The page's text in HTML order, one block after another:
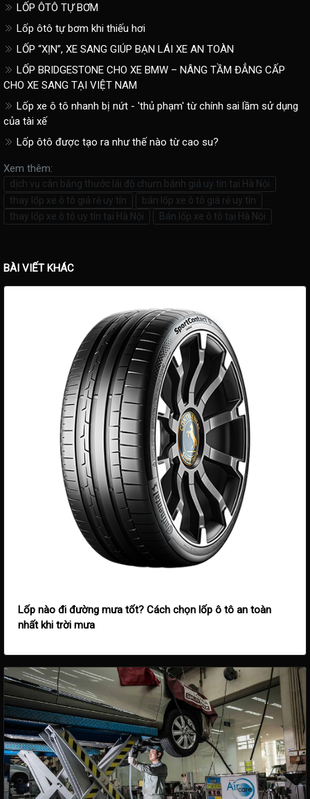
LỐP ÔTÔ TỰ BƠM
Lốp ôtô tự bơm khi thiếu hơi
LỐP “XỊN”, XE SANG GIÚP BẠN LÁI XE AN TOÀN
LỐP BRIDGESTONE CHO XE BMW – NÂNG TẦM ĐẲNG CẤP
CHO XE SANG TẠI VIỆT NAM
Lốp xe ô tô nhanh bị nứt - 'thủ phạm' từ chính sai lầm sử dụng
của tài xế
Lốp ôtô được tạo ra như thế nào từ cao su?
Xem thêm:
dịch vụ cân bằng thước lái độ chụm bánh giá uy tín tại Hà Nội
thay lốp xe ô tô giá rẻ uy tín
bán lốp xe ô tô giá rẻ uy tín
thay lốp xe ô tô uy tín tại Hà Nội
Bán lốp xe ô tô tại Hà Nội
BÀI VIẾT KHÁC
Lốp nào đi đường mưa tốt? Cách chọn lốp ô tô an toàn
nhất khi trời mưa